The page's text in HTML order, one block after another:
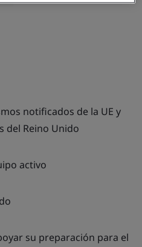
notificados de la UE y
del Reino Unido
activo
su preparación para el